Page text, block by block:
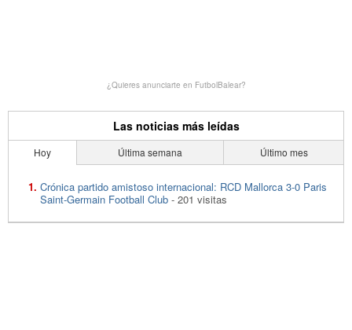
¿Quieres anunciarte en FutbolBalear?
Las noticias más leídas
Hoy Última semana Último mes
Crónica partido amistoso internacional: RCD Mallorca 3-0 Paris
Saint-Germain Football Club - 201 visitas